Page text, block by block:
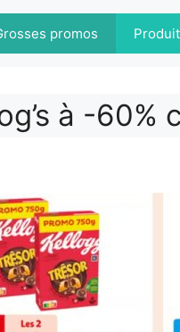
promos
à -60%